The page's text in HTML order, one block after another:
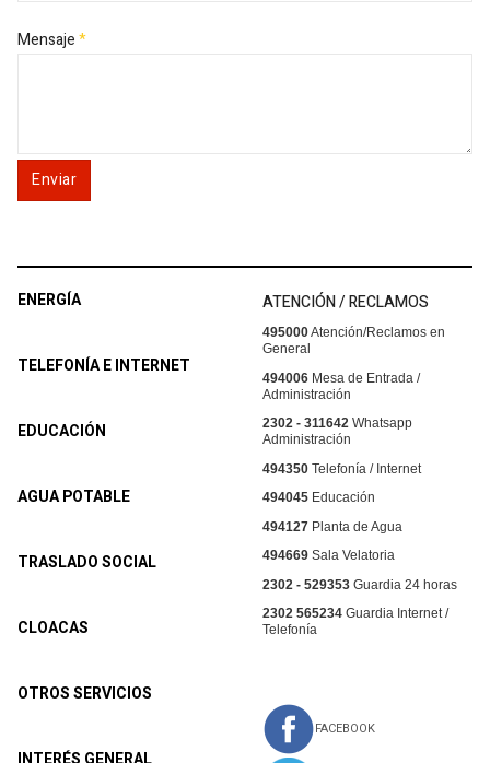
Mensaje*
Enviar
ENERGÍA
TELEFONÍA E INTERNET
EDUCACIÓN
AGUA POTABLE
TRASLADO SOCIAL
CLOACAS
OTROS SERVICIOS
ATENCIÓN / RECLAMOS
495000Atención/Reclamos en
General
494006 Mesa de Entrada /
Administración
2302 - 311642 Whatsapp
Administración
494350 Telefonía / Internet
494045 Educación
494127 Planta de Agua
494669 Sala Velatoria
2302 - 529353 Guardia 24 horas
2302 565234 Guardia Internet /
Telefonía
FACEBOOK